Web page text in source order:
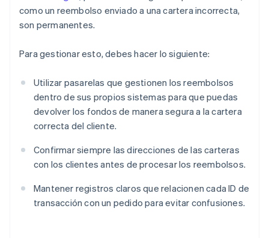
como un reembolso enviado a una cartera incorrecta,
son permanentes.
Para gestionar esto, debes hacer lo siguiente:
Utilizar pasarelas que gestionen los reembolsos
dentro de sus propios sistemas para que puedas
devolver los fondos de manera segura a la cartera
correcta del cliente.
Confirmar siempre las direcciones de las carteras
con los clientes antes de procesar los reembolsos.
Mantener registros claros que relacionen cada ID de
transacción con un pedido para evitar confusiones.